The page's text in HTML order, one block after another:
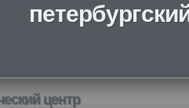
центр